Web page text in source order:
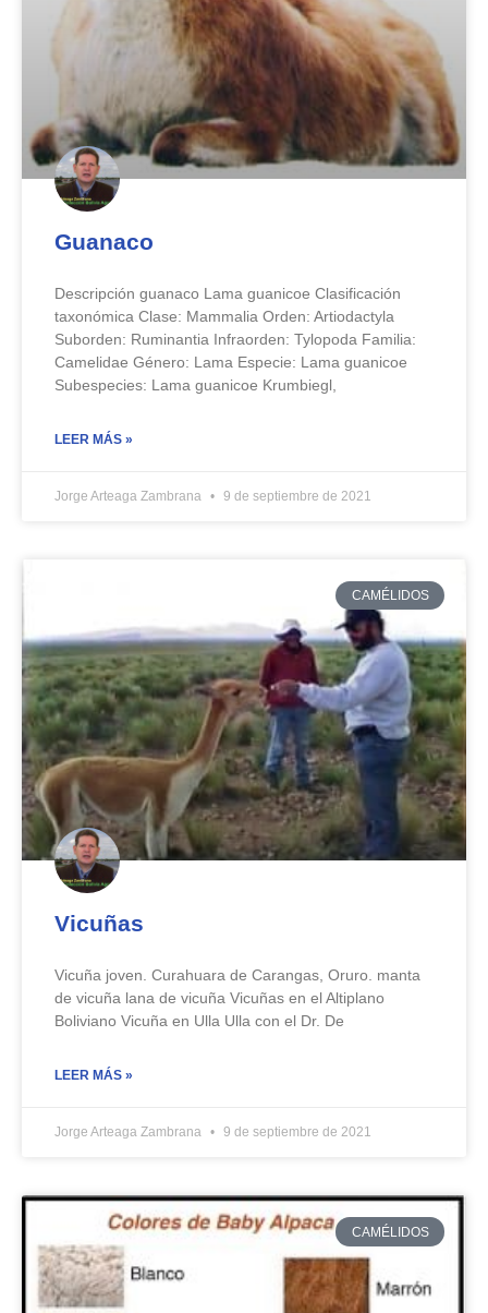
Guanaco
Descripción guanaco Lama guanicoe Clasificación
taxonómica Clase: Mammalia Orden: Artiodactyla
Suborden: Ruminantia Infraorden: Tylopoda Familia:
Camelidae Género: Lama Especie: Lama guanicoe
Subespecies: Lama guanicoe Krumbiegl,
LEER MÁS »
Jorge Arteaga Zambrana 9 de septiembre de 2021
CAMÉLIDOS
Vicuñas
Vicuña joven. Curahuara de Carangas, Oruro. manta
de vicuña lana de vicuña Vicuñas en el Altiplano
Boliviano Vicuña en Ulla Ulla con el Dr. De
LEER MÁS »
Jorge Arteaga Zambrana 9 de septiembre de 2021
CAMÉLIDOS